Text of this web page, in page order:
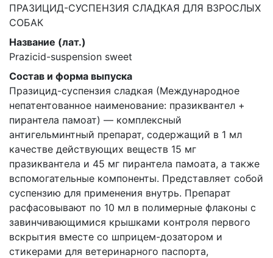
ПРАЗИЦИД-СУСПЕНЗИЯ СЛАДКАЯ ДЛЯ ВЗРОСЛЫХ
СОБАК
Название (лат.)
Prazicid-suspension sweet
Состав и форма выпуска
Празицид-суспензия сладкая (Международное
непатентованное наименование: празиквантел +
пирантела памоат) — комплексный
антигельминтный препарат, содержащий в 1 мл
качестве действующих веществ 15 мг
празиквантела и 45 мг пирантела памоата, а также
вспомогательные компоненты. Представляет собой
суспензию для применения внутрь. Препарат
расфасовывают по 10 мл в полимерные флаконы с
завинчивающимися крышками контроля первого
вскрытия вместе со шприцем-дозатором и
стикерами для ветеринарного паспорта,